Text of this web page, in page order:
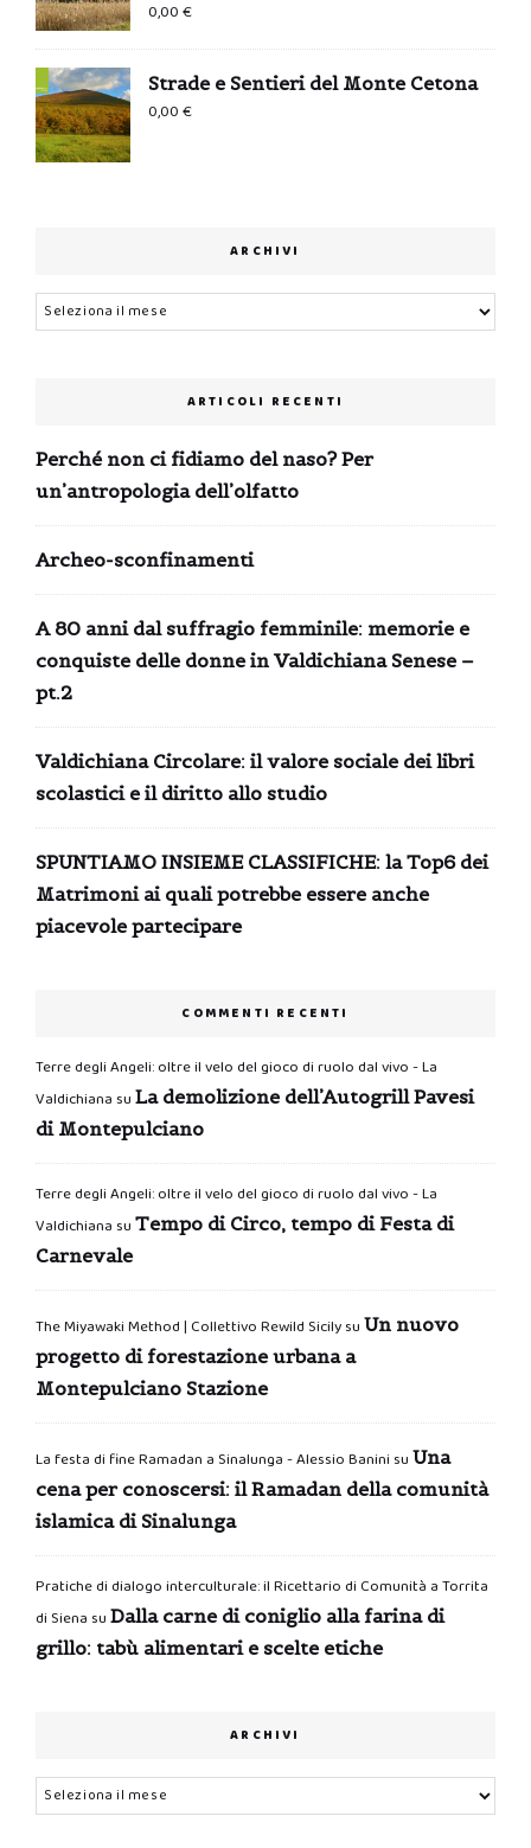
0,00€
Strade e Sentieri del Monte Cetona
0,00€
ARCHIVI
Archivi
ARTICOLI RECENTI
Perché non ci fidiamo del naso? Per
un’antropologia dell’olfatto
Archeo-sconfinamenti
A 80 anni dal suffragio femminile: memorie e
conquiste delle donne in Valdichiana Senese –
pt.2
Valdichiana Circolare: il valore sociale dei libri
scolastici e il diritto allo studio
SPUNTIAMO INSIEME CLASSIFICHE: la Top6 dei
Matrimoni ai quali potrebbe essere anche
piacevole partecipare
COMMENTI RECENTI
Terre degli Angeli: oltre il velo del gioco di ruolo dal vivo - La
Valdichiana su La demolizione dell’Autogrill Pavesi
di Montepulciano
Terre degli Angeli: oltre il velo del gioco di ruolo dal vivo - La
Valdichiana su Tempo di Circo, tempo di Festa di
Carnevale
The Miyawaki Method | Collettivo Rewild Sicilysu Un nuovo
progetto di forestazione urbana a
Montepulciano Stazione
La festa di fine Ramadan a Sinalunga - Alessio Banini su Una
cena per conoscersi: il Ramadan della comunità
islamica di Sinalunga
Pratiche di dialogo interculturale: il Ricettario di Comunità a Torrita
di Siena su Dalla carne di coniglio alla farina di
grillo: tabù alimentari e scelte etiche
ARCHIVI
Archivi